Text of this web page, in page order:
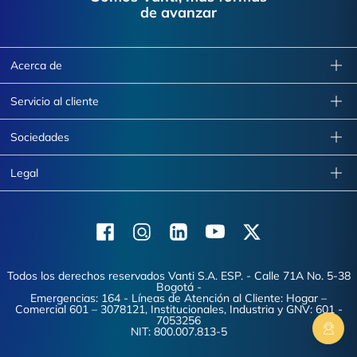
de avanzar
Acerca de
Servicio al cliente
Sociedades
Legal
FacebookInstagramLinkedinYoutubeX (Twitter)
Todos los derechos reservados Vanti S.A. ESP. - Calle 71A No. 5-38
Bogotá -
Emergencias: 164 - Líneas de Atención al Cliente: Hogar –
Comercial 601 – 3078121, Institucionales, Industria y GNV: 601 -
7053256
NIT: 800.007.813-5